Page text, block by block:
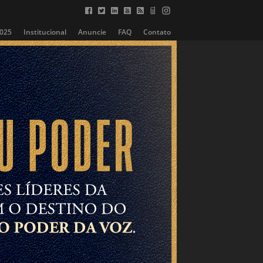
Institucional Anuncie FAQ Contato